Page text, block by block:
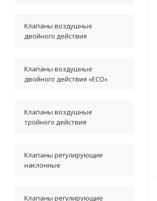
Клапаны воздушные
двойного действия
Клапаны воздушные
двойного действия «ECO»
Клапаны воздушные
тройного действия
Клапаны регулирующие
наклонные
Клапаны регулирующие